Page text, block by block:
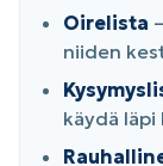
Oirelista
niiden
käydä läpi